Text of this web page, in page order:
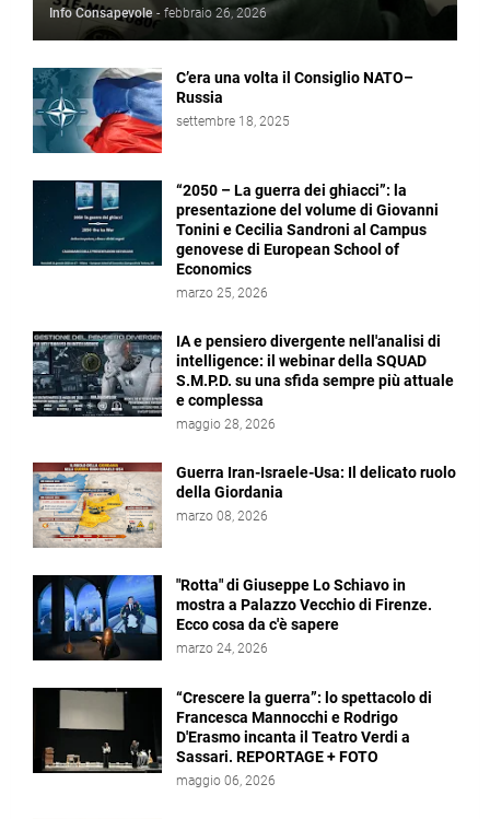
Info Consapevole - febbraio 26, 2026
C’era una volta il Consiglio NATO–
Russia
settembre 18, 2025
“2050 – La guerra dei ghiacci”: la
presentazione del volume di Giovanni
Tonini e Cecilia Sandroni al Campus
genovese di European School of
Economics
marzo 25, 2026
IA e pensiero divergente nell'analisi di
intelligence: il webinar della SQUAD
S.M.P.D. su una sfida sempre più attuale
e complessa
maggio 28, 2026
Guerra Iran-Israele-Usa: Il delicato ruolo
della Giordania
marzo 08, 2026
"Rotta" di Giuseppe Lo Schiavo in
mostra a Palazzo Vecchio di Firenze.
Ecco cosa da c'è sapere
marzo 24, 2026
“Crescere la guerra”: lo spettacolo di
Francesca Mannocchi e Rodrigo
D'Erasmo incanta il Teatro Verdi a
Sassari. REPORTAGE + FOTO
maggio 06, 2026